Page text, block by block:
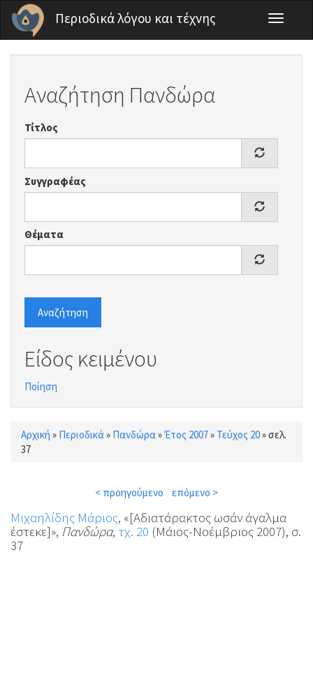
Παράκαμψη προς το κυρίως περιεχόμενο
Περιοδικά λόγου και τέχνης
Toggle
Αναζήτηση Πανδώρα
Τίτλος
Συγγραφέας
Θέματα
Αναζήτηση
Είδος κειμένου
Ποίηση
Είστε εδώ
Αρχική » Περιοδικά » Πανδώρα »Έτος 2007» Τεύχος 20»σελ.
37
< προηγούμενο επόμενο >
Μιχαηλίδης Μάριος, «[Αδιατάρακτος ωσάν άγαλμα
έστεκε]», Πανδώρα, τχ. 20 (Μάιος-Νοέμβριος 2007), σ.
37